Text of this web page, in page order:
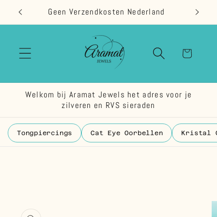
naar de
content
Geen Verzendkosten Nederland
Welkom bij Aramat Jewels het adres voor je
zilveren en RVS sieraden
Tongpiercings Cat Eye Oorbellen Kristal
direct naar